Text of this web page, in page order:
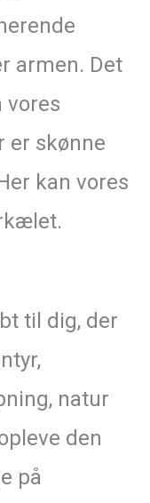
armen. Det
vores
er skønne
kan vores
til dig, der
natur
den
på